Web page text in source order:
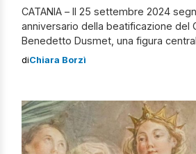
CATANIA – Il 25 settembre 2024
anniversario della beatificazione del
Benedetto Dusmet, una figura
Chiesa siciliana. Beatificato da Papa
favore della città di Catania, […]
diChiara Borzì